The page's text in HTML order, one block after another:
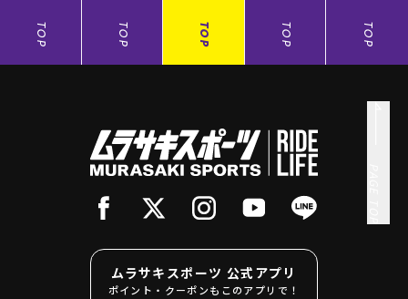
TOP TOP TOP TOP TOP
ムラサキスポーツ 公式アプリ
ポイント・クーポンもこのアプリで！